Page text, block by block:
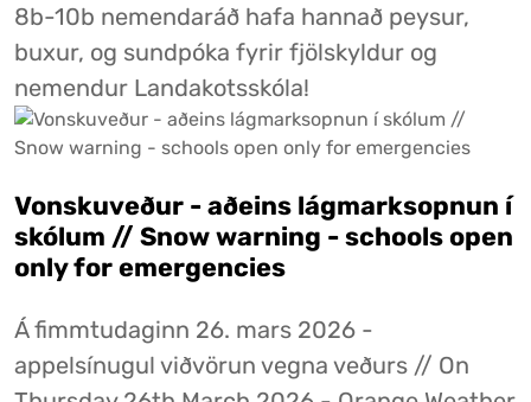
8b-10b nemendaráð hafa hannað peysur,
buxur, og sundpóka fyrir fjölskyldur og
nemendur Landakotsskóla!
Vonskuveður - aðeins lágmarksopnun í
skólum // Snow warning - schools open
only for emergencies
Á fimmtudaginn 26. mars 2026 -
appelsínugul viðvörun vegna veðurs // On